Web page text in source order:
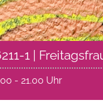
1 |
- 21.00 Uhr